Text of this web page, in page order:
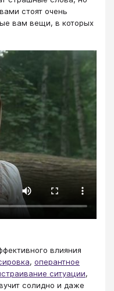
стоят очень
вам вещи, в которых
влияния
, оперантное
ситуации,
солидно и даже